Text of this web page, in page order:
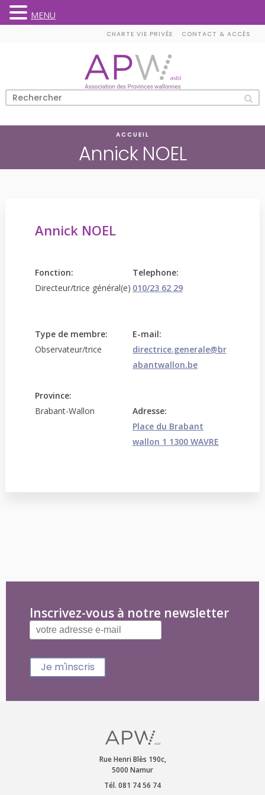
CHARTE VIE PRIVÉE CONTACT & ACCÈS
ACCUEIL
Annick NOEL
Annick NOEL
Fonction:
Directeur/trice général(e)
Type de membre:
Observateur/trice
Province:
Brabant-Wallon
Telephone:
010/23 62 29
E-mail:
directrice.generale@br
abantwallon.be
Adresse:
Place du Brabant
wallon 1 1300 WAVRE
Inscrivez-vous à notre newsletter
Je m'inscris
Rue Henri Blès 190c,
5000 Namur
Tél. 081 74 56 74
MENU